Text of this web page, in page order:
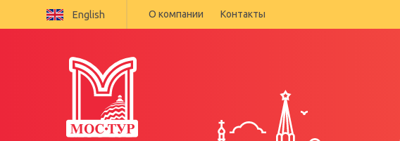
English О компании Контакты